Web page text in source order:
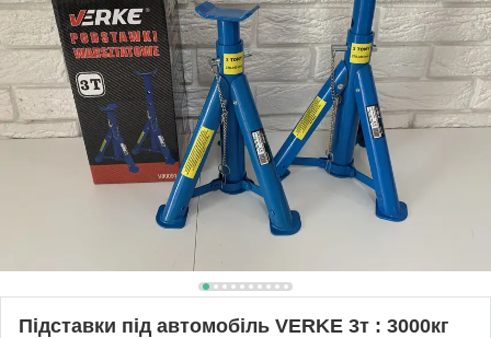
Підставки під автомобіль VERKE 3т : 3000кг